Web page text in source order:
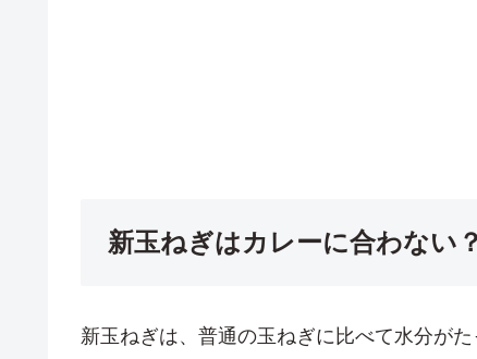
新玉ねぎはカレーに合わない
新玉ねぎは、普通の玉ねぎに比べて水分が